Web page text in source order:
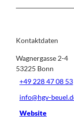
Kontaktdaten
Wagnergasse 2-4
53225 Bonn
+49 228 47 08 53
info@hgv-
Website